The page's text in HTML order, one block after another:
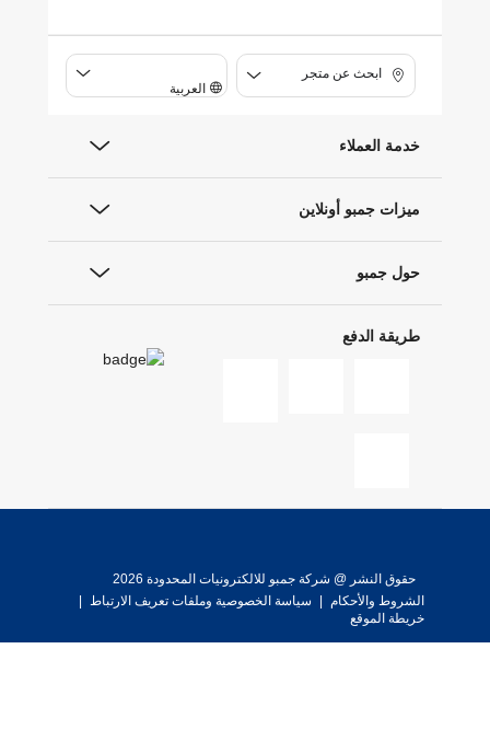
ابحث عن متجر
العربية
خدمة العملاء
ميزات جمبو أونلاين
حول جمبو
طريقة الدفع
حقوق النشر @ شركة جمبو للالكترونيات المحدودة 2026
الشروط والأحكام
سياسة الخصوصية وملفات تعريف الارتباط
خريطة الموقع